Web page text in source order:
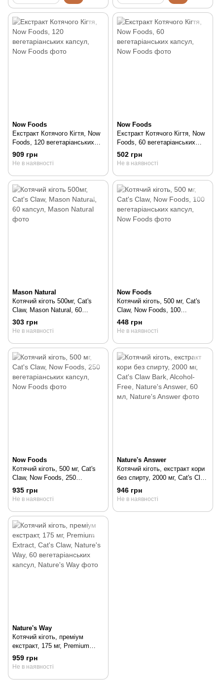
Now Foods
Екстракт Котячого Кігтя, Now
Foods, 120 вегетаріанських
капсул, 120 шт
909 грн
Не в наявності
Now Foods
Екстракт Котячого Кігтя, Now
Foods, 60 вегетаріанських
капсул, 60 шт
502 грн
Не в наявності
Mason Natural
Котячий кіготь 500мг, Cat's
Claw, Mason Natural, 60
капсул, 60 шт
303 грн
Не в наявності
Now Foods
Котячий кіготь, 500 мг, Cat's
Claw, Now Foods, 100
вегетаріанських капсул, 100
шт
448 грн
Не в наявності
Now Foods
Котячий кіготь, 500 мг, Cat's
Claw, Now Foods, 250
вегетаріанських капсул, 250
шт
935 грн
Не в наявності
Nature's Answer
Котячий кіготь, екстракт кори
без спирту, 2000 мг, Cat's Claw
Bark, Alcohol-Free, Nature's
Answer, 60 мл, 60 мл
946 грн
Не в наявності
Nature's Way
Котячий кіготь, преміум
екстракт, 175 мг, Premium
Extract, Cat's Claw, Nature's
Way, 60 вегетаріанських
959 грн
Не в наявності